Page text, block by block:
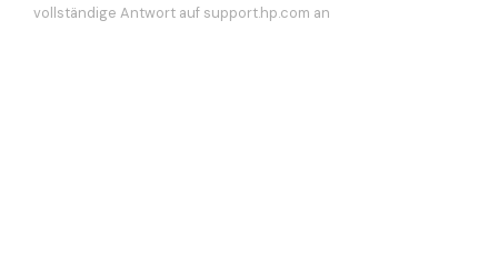
vollständige Antwort auf support.hp.com an